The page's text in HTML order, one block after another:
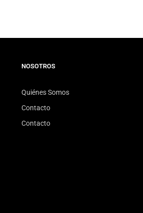
NOSOTROS
Quiénes Somos
Contacto
Contacto